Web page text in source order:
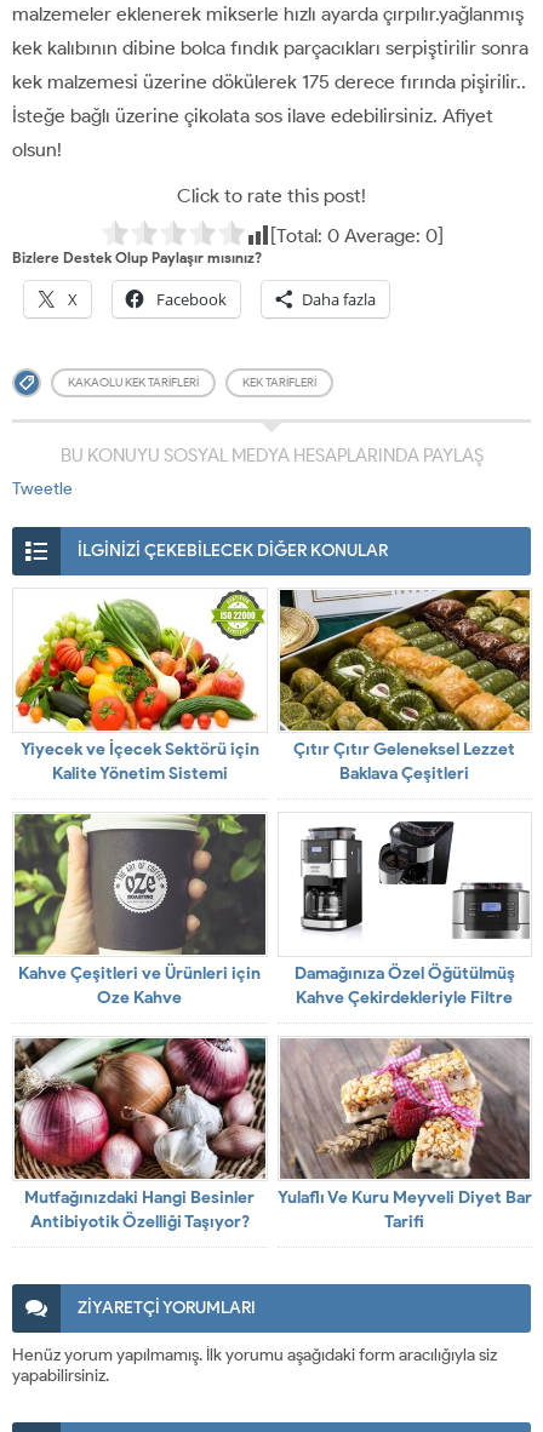
malzemeler eklenerek mikserle hızlı ayarda çırpılır.yağlanmış
kek kalıbının dibine bolca fındık parçacıkları serpiştirilir sonra
kek malzemesi üzerine dökülerek 175 derece fırında pişirilir..
İsteğe bağlı üzerine çikolata sos ilave edebilirsiniz. Afiyet
olsun!
Click to rate this post!
[Total: 0Average: 0]
Bizlere Destek Olup Paylaşır mısınız?
X Facebook Daha fazla
KAKAOLU KEK TARIFLERI KEK TARIFLERI
BU KONUYU SOSYAL MEDYA HESAPLARINDA PAYLAŞ
Tweetle
İLGİNİZİ ÇEKEBİLECEK DİĞER KONULAR
Yiyecek ve İçecek Sektörü için
Kalite Yönetim Sistemi
Çıtır Çıtır Geleneksel Lezzet
Baklava Çeşitleri
Kahve Çeşitleri ve Ürünleri için
Oze Kahve
Damağınıza Özel Öğütülmüş
Kahve Çekirdekleriyle Filtre
Kahve
Mutfağınızdaki Hangi Besinler
Antibiyotik Özelliği Taşıyor?
Yulaflı Ve Kuru Meyveli Diyet Bar
Tarifi
ZİYARETÇİ YORUMLARI
Henüz yorum yapılmamış. İlk yorumu aşağıdaki form aracılığıyla siz
yapabilirsiniz.